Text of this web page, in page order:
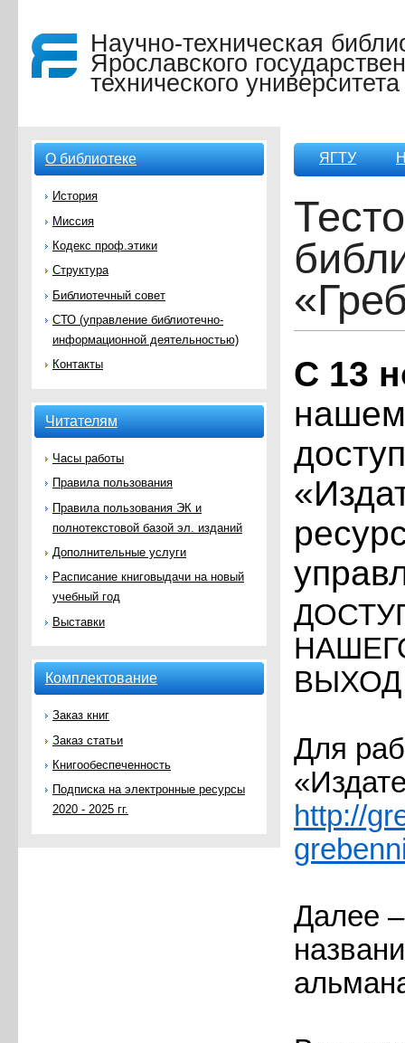
Научно-техническая
Ярославского
технического университета
О библиотеке
История
Миссия
Кодекс проф.этики
Структура
Библиотечный совет
СТО (управление библиотечно-
информационной деятельностью)
Контакты
Читателям
Часы работы
Правила пользования
Правила пользования ЭК и
полнотекстовой базой эл. изданий
Дополнительные услуги
Расписание книговыдачи на новый
учебный год
Выставки
Комплектование
Заказ книг
Заказ статьи
Книгообеспеченность
Подписка на электронные ресурсы
2020 - 2025 гг.
ЯГТУ
С 13
ВЫХОД
Для
http://
Далее